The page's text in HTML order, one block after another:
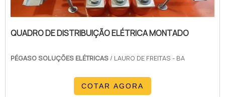
QUADRO DE DISTRIBUIÇÃO ELÉTRICA MONTADO
PÉGASO SOLUÇÕES ELÉTRICAS / LAURO DE FREITAS - BA
COTAR AGORA